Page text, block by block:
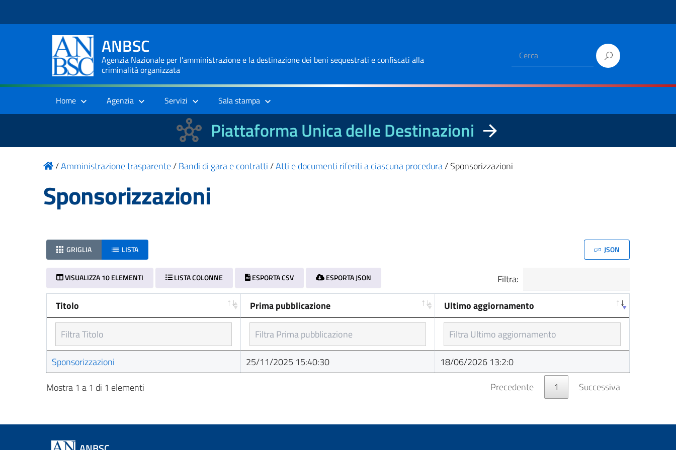
ANBSC
Agenzia Nazionale per l'amministrazione e la destinazione dei beni sequestrati e confiscati alla
criminalità organizzata
Home Agenzia Servizi Sala stampa
Piattaforma Unica delle Destinazioni
/Amministrazione trasparente/Bandi di gara e contratti/Atti e documenti riferiti a ciascuna procedura/Sponsorizzazioni
Sponsorizzazioni
GRIGLIA LISTA JSON
VISUALIZZA 10 ELEMENTI LISTA COLONNE ESPORTA CSV ESPORTA JSON
Filtra:
Titolo
Prima pubblicazione Ultimo aggiornamento
Titolo Prima pubblicazione Ultimo aggiornamento
Sponsorizzazioni 25/11/2025 15:40:30
18/06/2026 13:2:0
Mostra 1 a 1 di 1 elementi
Precedente 1 Successiva